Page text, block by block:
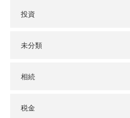
投資
未分類
相続
税金